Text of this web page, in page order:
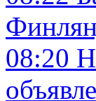
08:20